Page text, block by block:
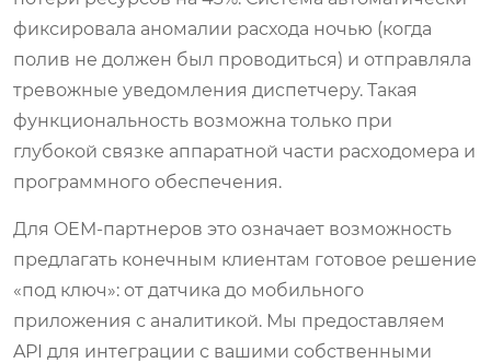
фиксировала аномалии расхода ночью (когда
полив не должен был проводиться) и отправляла
тревожные уведомления диспетчеру. Такая
функциональность возможна только при
глубокой связке аппаратной части расходомера и
программного обеспечения.
Для OEM-партнеров это означает возможность
предлагать конечным клиентам готовое решение
«под ключ»: от датчика до мобильного
приложения с аналитикой. Мы предоставляем
API для интеграции с вашими собственными